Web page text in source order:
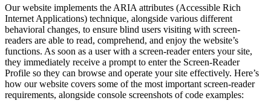
Our website implements the ARIA attributes (Accessible Rich
Internet Applications) technique, alongside various different
behavioral changes, to ensure blind users visiting with screen-
readers are able to read, comprehend, and enjoy the website’s
functions. As soon as a user with a screen-reader enters your site,
they immediately receive a prompt to enter the Screen-Reader
Profile so they can browse and operate your site effectively. Here’s
how our website covers some of the most important screen-reader
requirements, alongside console screenshots of code examples: